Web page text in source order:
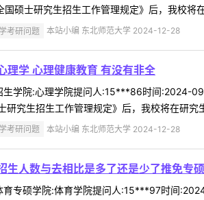
国硕士研究生招生工作管理规定》后，我校
考研问题 本站小编 东北师范大学 2024-12-28
理学 心理健康教育 有没有非全
生学院:心理学院提问人:15***86时间:2024-
研究生招生工作管理规定》后，我校将在研
考研问题 本站小编 东北师范大学 2024-12-28
生人数与去相比是多了还是少了推免专
育专硕学院:体育学院提问人:15***97时间